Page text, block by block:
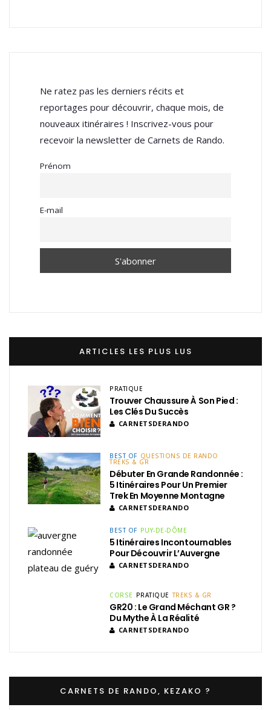
Ne ratez pas les derniers récits et
reportages pour découvrir, chaque mois, de
nouveaux itinéraires ! Inscrivez-vous pour
recevoir la newsletter de Carnets de Rando.
Prénom
E-mail
ARTICLES LES PLUS LUS
PRATIQUE
Trouver Chaussure À Son Pied :
Les Clés Du Succès
CARNETSDERANDO
BEST OF QUESTIONS DE RANDO
TREKS & GR
Débuter En Grande Randonnée :
5 Itinéraires Pour Un Premier
Trek En Moyenne Montagne
CARNETSDERANDO
BEST OF PUY-DE-DÔME
5 Itinéraires Incontournables
Pour Découvrir L’Auvergne
CARNETSDERANDO
CORSE PRATIQUE TREKS & GR
GR20 : Le Grand Méchant GR ?
Du Mythe À La Réalité
CARNETSDERANDO
CARNETS DE RANDO, KEZAKO ?